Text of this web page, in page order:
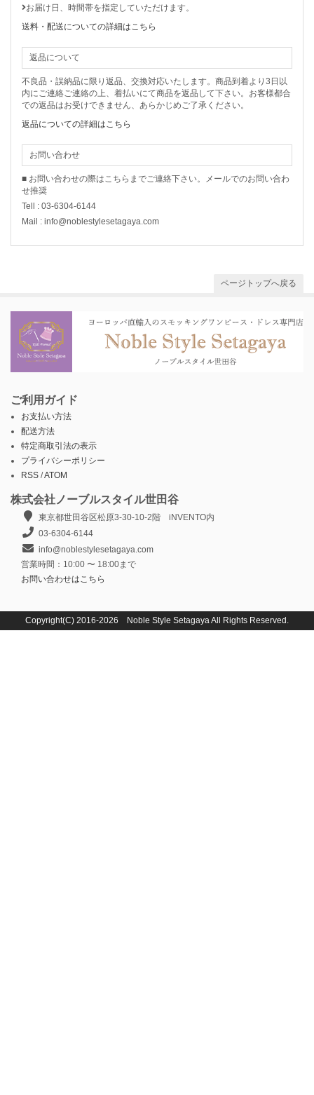
お届け日、時間帯を指定していただけます。
送料・配送についての詳細はこちら
返品について
不良品・誤納品に限り返品、交換対応いたします。商品到着より3日以
内にご連絡ご連絡の上、着払いにて商品を返品して下さい。お客様都合
での返品はお受けできません、あらかじめご了承ください。
返品についての詳細はこちら
お問い合わせ
■ お問い合わせの際はこちらまでご連絡下さい。メールでのお問い合わ
せ推奨
Tell : 03-6304-6144
Mail : info@noblestylesetagaya.com
ページトップへ戻る
ご利用ガイド
お支払い方法
配送方法
特定商取引法の表示
プライバシーポリシー
RSS /ATOM
株式会社ノーブルスタイル世田谷
東京都世田谷区松原3-30-10-2階 iNVENTO内
03-6304-6144
info@noblestylesetagaya.com
営業時間：10:00 〜 18:00まで
お問い合わせはこちら
Copyright(C) 2016-2026 Noble Style Setagaya All Rights Reserved.